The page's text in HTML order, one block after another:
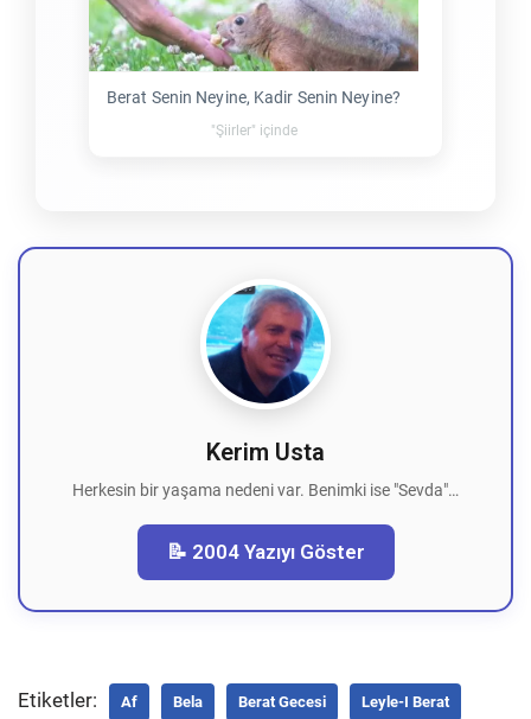
Berat Senin Neyine, Kadir Senin Neyine?
"Şiirler" içinde
Kerim Usta
Herkesin bir yaşama nedeni var. Benimki ise "Sevda"…
📝 2004 Yazıyı Göster
Etiketler: Af Bela Berat Gecesi Leyle-I Berat